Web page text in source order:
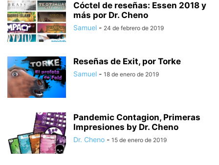
Cóctel de reseñas: Essen 2018 y
más por Dr. Cheno
Samuel - 24 de febrero de 2019
Reseñas de Exit, por Torke
Samuel - 18 de enero de 2019
Pandemic Contagion, Primeras
Impresiones by Dr. Cheno
Dr. Cheno - 15 de enero de 2019